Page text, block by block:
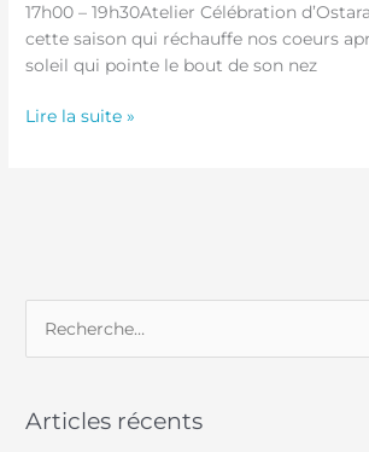
17h00 – 19h30Atelier Célébration
cette saison qui réchauffe nos coeurs
soleil qui pointe le bout de son nez
Lire la suite »
h
Articles récents